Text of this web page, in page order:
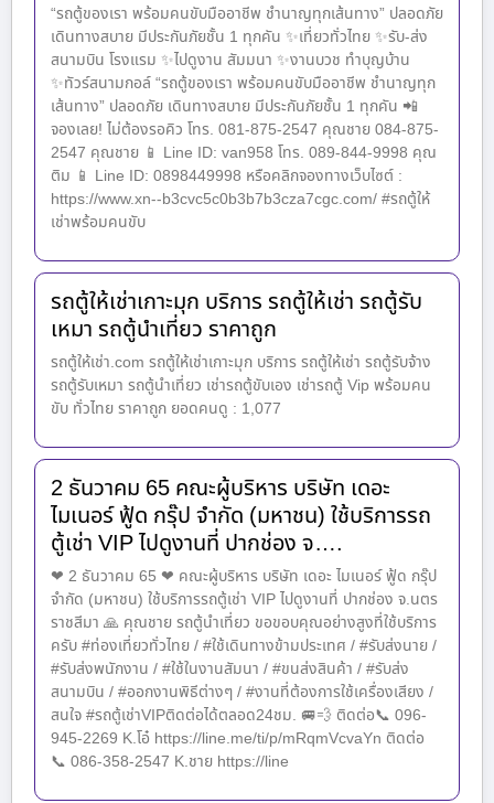
“รถตู้ของเรา พร้อมคนขับมืออาชีพ ชำนาญทุกเส้นทาง” ปลอดภัย
เดินทางสบาย มีประกันภัยชั้น 1 ทุกคัน ✨เที่ยวทั่วไทย ✨รับ-ส่ง
สนามบิน โรงแรม ✨ไปดูงาน สัมมนา ✨งานบวช ทำบุญบ้าน
✨ทัวร์สนามกอล์ “รถตู้ของเรา พร้อมคนขับมืออาชีพ ชำนาญทุก
เส้นทาง” ปลอดภัย เดินทางสบาย มีประกันภัยชั้น 1 ทุกคัน 📲
จองเลย! ไม่ต้องรอคิว โทร. 081-875-2547 คุณชาย 084-875-
2547 คุณชาย 📱 Line ID: van958 โทร. 089-844-9998 คุณ
ติม 📱 Line ID: 0898449998 หรือคลิกจองทางเว็บไซต์ :
https://www.xn--b3cvc5c0b3b7b3cza7cgc.com/ #รถตู้ให้
เช่าพร้อมคนขับ
รถตู้ให้เช่าเกาะมุก บริการ รถตู้ให้เช่า รถตู้รับ
เหมา รถตู้นำเที่ยว ราคาถูก
รถตู้ให้เช่า.com รถตู้ให้เช่าเกาะมุก บริการ รถตู้ให้เช่า รถตู้รับจ้าง
รถตู้รับเหมา รถตู้นำเที่ยว เช่ารถตู้ขับเอง เช่ารถตู้ Vip พร้อมคน
ขับ ทั่วไทย ราคาถูก ยอดคนดู : 1,077
2 ธันวาคม 65 คณะผู้บริหาร บริษัท เดอะ
ไมเนอร์ ฟู้ด กรุ๊ป จำกัด (มหาชน) ใช้บริการรถ
ตู้เช่า VIP ไปดูงานที่ ปากช่อง จ….
❤ 2 ธันวาคม 65 ❤ คณะผู้บริหาร บริษัท เดอะ ไมเนอร์ ฟู้ด กรุ๊ป
จำกัด (มหาชน) ใช้บริการรถตู้เช่า VIP ไปดูงานที่ ปากช่อง จ.นตร
ราชสีมา 🙏 คุณชาย รถตู้นำเที่ยว ขอขอบคุณอย่างสูงที่ใช้บริการ
ครับ #ท่องเที่ยวทั่วไทย / #ใช้เดินทางข้ามประเทศ / #รับส่งนาย /
#รับส่งพนักงาน / #ใช้ในงานสัมนา / #ขนส่งสินค้า / #รับส่ง
สนามบิน / #ออกงานพิธีต่างๆ / #งานที่ต้องการใช้เครื่องเสียง /
สนใจ #รถตู้เช่าVIPติดต่อได้ตลอด24ชม. 🚐💨 ติดต่อ📞 096-
945-2269 K.โอ๋ https://line.me/ti/p/mRqmVcvaYn ติดต่อ
📞 086-358-2547 K.ชาย https://line